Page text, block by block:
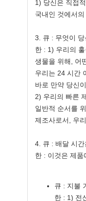
1) 당신은 직접
국내인 것에서
3. 큐 : 무엇이
한 : 1) 우리의
생물을 위해, 어
우리는 24 시간
바로 만약 당신
2) 우리의 빠른
일반적 순서를
제조사로서, 우
4. 큐 : 배달 시
한 : 이것은 제품
큐 : 지불
한 : 1) 전